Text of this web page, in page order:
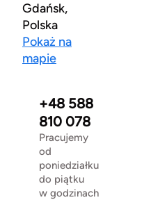
Gdańsk,
Polska
Pokaż na
mapie
+48 588
810 078
Pracujemy
od
poniedziałku
do piątku
w godzinach